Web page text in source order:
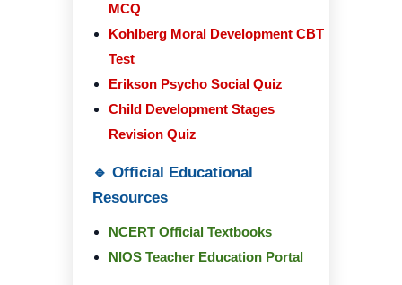
MCQ
Kohlberg Moral Development CBT
Test
Erikson Psycho Social Quiz
Child Development Stages
Revision Quiz
🔹 Official Educational
Resources
NCERT Official Textbooks
NIOS Teacher Education Portal